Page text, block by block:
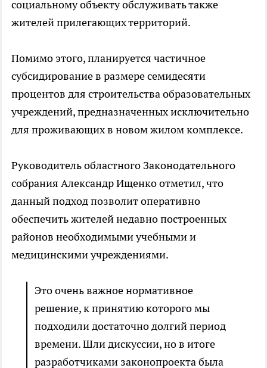
социальному объекту обслуживать также
жителей прилегающих территорий.
Помимо этого, планируется частичное
субсидирование в размере семидесяти
процентов для строительства образовательных
учреждений, предназначенных исключительно
для проживающих в новом жилом комплексе.
Руководитель областного Законодательного
собрания Александр Ищенко отметил, что
данный подход позволит оперативно
обеспечить жителей недавно построенных
районов необходимыми учебными и
медицинскими учреждениями.
Это очень важное нормативное
решение, к принятию которого мы
подходили достаточно долгий период
времени. Шли дискуссии, но в итоге
разработчиками законопроекта была